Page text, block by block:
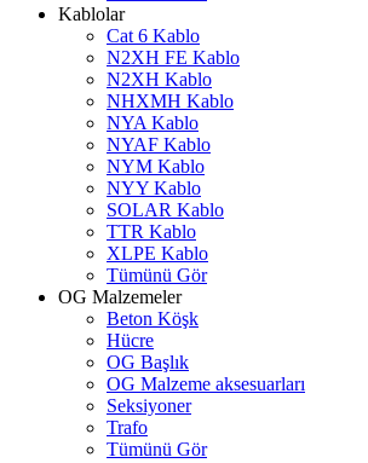
Kablolar
Cat 6 Kablo
N2XH FE Kablo
N2XH Kablo
NHXMH Kablo
NYA Kablo
NYAF Kablo
NYM Kablo
NYY Kablo
SOLAR Kablo
TTR Kablo
XLPE Kablo
Tümünü Gör
OG Malzemeler
Beton Köşk
Hücre
OG Başlık
OG Malzeme aksesuarları
Seksiyoner
Trafo
Tümünü Gör